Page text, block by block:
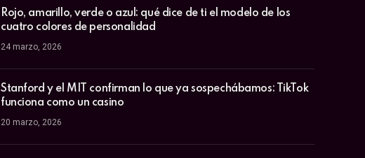
Rojo, amarillo, verde o azul: qué dice de ti el modelo de los
cuatro colores de personalidad
24 marzo, 2026
Stanford y el MIT confirman lo que ya sospechábamos: TikTok
funciona como un casino
20 marzo, 2026